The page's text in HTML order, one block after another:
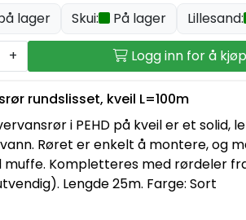
lager Skui: På lager Lillesand:
+ Logg inn for å
rundslisset, kveil L=100m
i PEHD på kveil er et
Røret er enkelt å montere, og
muffe. Kompletteres med rørdeler
Lengde 25m. Farge: Sort